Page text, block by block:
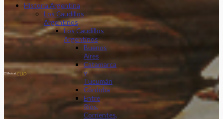
Historia Argentina
Los Caudillos
Argentinos
Los Caudillos
Argentinos
Buenos
Aires
Catamarca
y
Tucumán
Córdoba
Entre
Ríos,
Corrientes,